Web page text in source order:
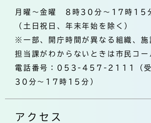
月曜～金曜 8時30分～17時15
（土日祝日、年末年始を除く）
※一部、開庁時間が異なる組織、施
担当課がわからないときは市民コ
電話番号：053-457-2111（受
30分～17時15分）
アクセス